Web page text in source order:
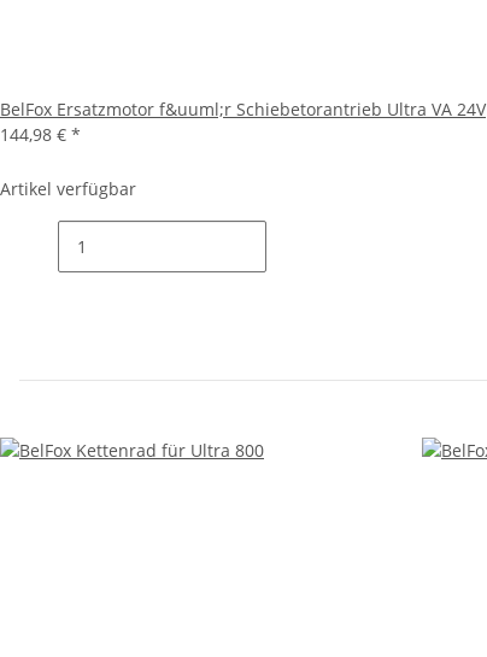
BelFox Ersatzmotor f&uuml;r Schiebetorantrieb Ultra VA 24V
144,98 € *
Artikel verfügbar